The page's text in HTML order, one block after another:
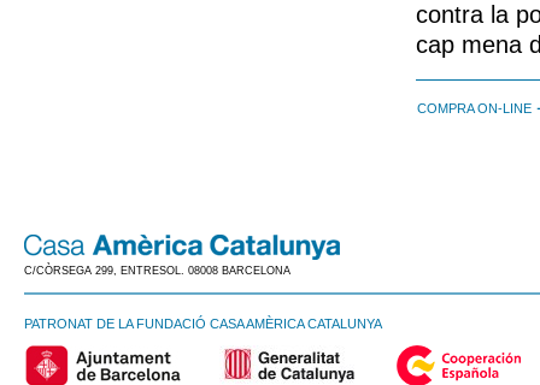
contra la
cap mena
COMPRA ON-LINE
C/CÒRSEGA 299, ENTRESOL. 08008 BARCELONA
PATRONAT DE LA FUNDACIÓ CASA AMÈRICA CATALUNYA